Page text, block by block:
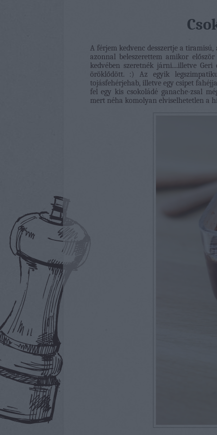
A férjem kedvenc desszertje a
azonnal beleszerettem amikor
kedvében szeretnék járni....illetve
öröklődött. :) Az egyik
tojásfehérjehab, illetve egy csipet
fel egy kis csokoládé ganache-zsal
mert néha komolyan elviselhetetlen a